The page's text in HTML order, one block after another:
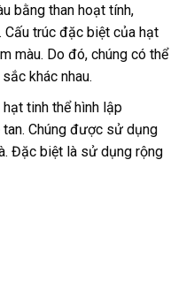
bằng than hoạt tính,
trúc đặc biệt của hạt
màu. Do đó, chúng có thể
khác nhau.
tinh thể hình lập
Chúng được sử dụng
Đặc biệt là sử dụng rộng